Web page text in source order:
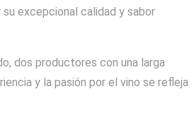
excepcional calidad y sabor
dos productores con una larga
y la pasión por el vino se refleja